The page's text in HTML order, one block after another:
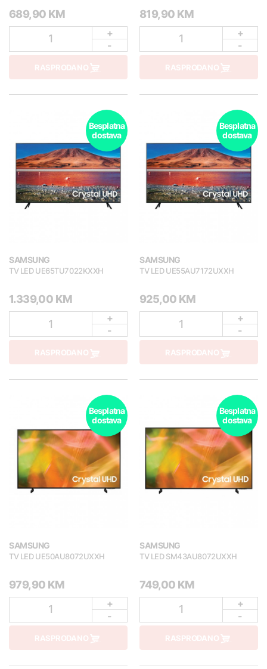
689,90 KM
1
+
-
RASPRODANO
819,90 KM
1
+
-
RASPRODANO
Besplatna
dostava
SAMSUNG
TV LED UE65TU7022KXXH
1.339,00 KM
1
+
-
RASPRODANO
Besplatna
dostava
SAMSUNG
TV LED UE55AU7172UXXH
925,00 KM
1
+
-
RASPRODANO
Besplatna
dostava
SAMSUNG
TV LED UE50AU8072UXXH
979,90 KM
1
+
-
RASPRODANO
Besplatna
dostava
SAMSUNG
TV LED SM43AU8072UXXH
749,00 KM
1
+
-
RASPRODANO